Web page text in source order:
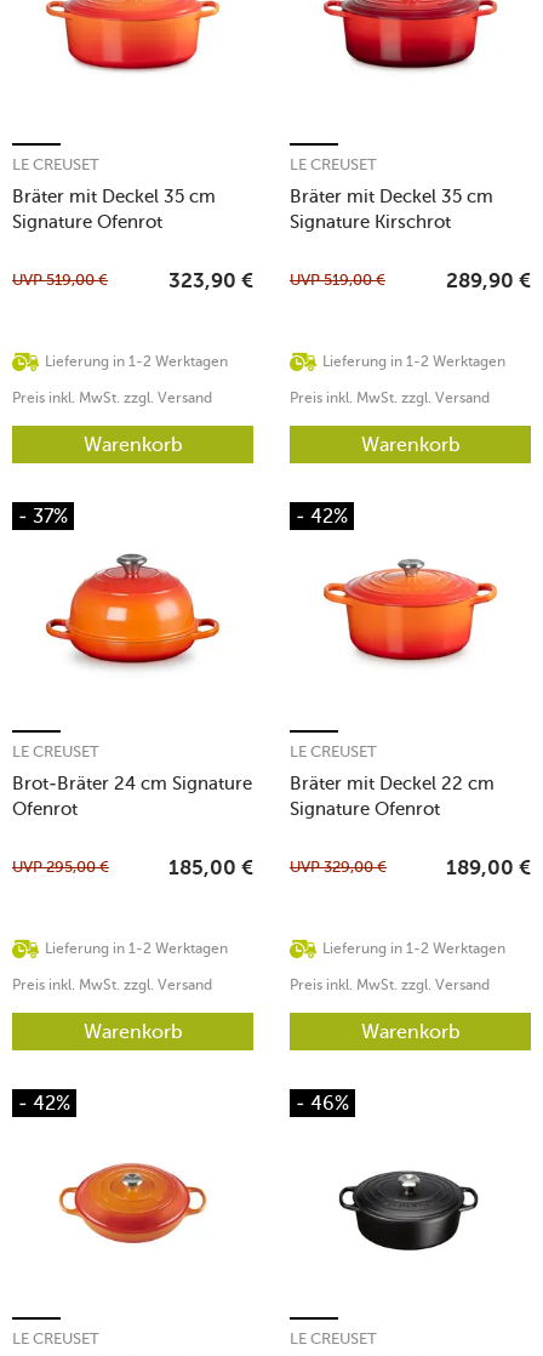
Bräter mit Deckel 35 cm
Signature Ofenrot
LE CREUSET
Lieferung in 1-2 Werktagen
UVP519,00 € 323,90 €
Preis inkl. MwSt. zzgl. Versand
Warenkorb
Bräter mit Deckel 35 cm
Signature Kirschrot
LE CREUSET
Lieferung in 1-2 Werktagen
UVP519,00 € 289,90 €
Preis inkl. MwSt. zzgl. Versand
Warenkorb
- 37%
Brot-Bräter 24 cm Signature
Ofenrot
LE CREUSET
Lieferung in 1-2 Werktagen
UVP295,00 € 185,00 €
Preis inkl. MwSt. zzgl. Versand
Warenkorb
- 42%
Bräter mit Deckel 22 cm
Signature Ofenrot
LE CREUSET
Lieferung in 1-2 Werktagen
UVP329,00 € 189,00 €
Preis inkl. MwSt. zzgl. Versand
Warenkorb
- 42%
LE CREUSET
- 46%
LE CREUSET